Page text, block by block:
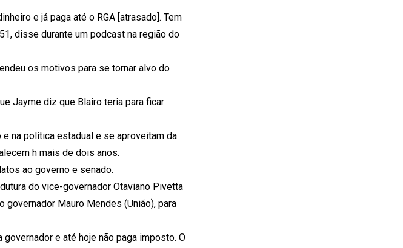
e já paga até o RGA [atrasado]. Tem
disse durante um podcast na região do
os motivos para se tornar alvo do
Jayme diz que Blairo teria para ficar
na política estadual e se aproveitam da
h mais de dois anos.
ao governo e senado.
do vice-governador Otaviano Pivetta
Mauro Mendes (União), para
e até hoje não paga imposto. O